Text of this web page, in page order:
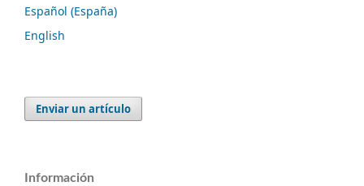
Español (España)
English
Enviar un artículo
Información